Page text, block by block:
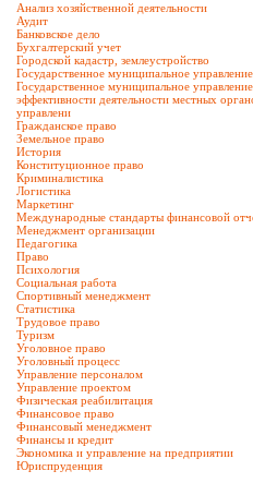
Анализ хозяйственной деятельности
Аудит
Банковское дело
Бухгалтерский учет
Городской кадастр, землеустройство
Государственное муниципальное управление
Государственное муниципальное
эффективности деятельности местных
управлени
Гражданское право
Земельное право
История
Конституционное право
Криминалистика
Логистика
Маркетинг
Международные стандарты финансовой
Менеджмент организации
Педагогика
Право
Психология
Социальная работа
Спортивный менеджмент
Статистика
Трудовое право
Туризм
Уголовное право
Уголовный процесс
Управление персоналом
Управление проектом
Физическая реабилитация
Финансовое право
Финансовый менеджмент
Финансы и кредит
Экономика и управление на предприятии
Юриспруденция